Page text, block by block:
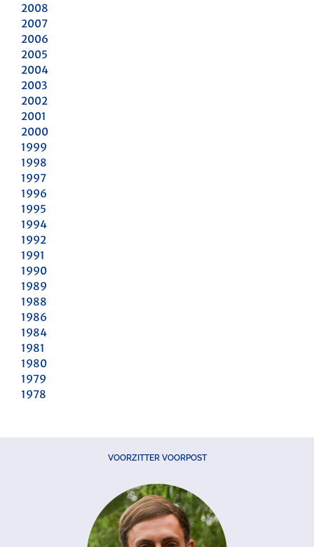
2008
2007
2006
2005
2004
2003
2002
2001
2000
1999
1998
1997
1996
1995
1994
1992
1991
1990
1989
1988
1986
1984
1981
1980
1979
1978
VOORZITTER VOORPOST